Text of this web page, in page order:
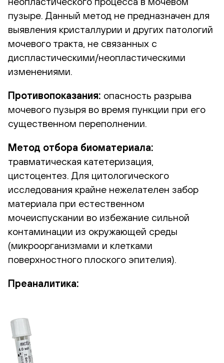
пузыре. Данный метод не предназначен для
выявления кристаллурии и других патологий
мочевого тракта, не связанных с
диспластическими/неопластическими
изменениями.
Противопоказания: опасность разрыва
мочевого пузыря во время пункции при его
существенном переполнении.
Метод отбора биоматериала:
травматическая катетеризация,
цистоцентез. Для цитологического
исследования крайне нежелателен забор
материала при естественном
мочеиспускании во избежание сильной
контаминации из окружающей среды
(микроорганизмами и клетками
поверхностного плоского эпителия).
Преаналитика: